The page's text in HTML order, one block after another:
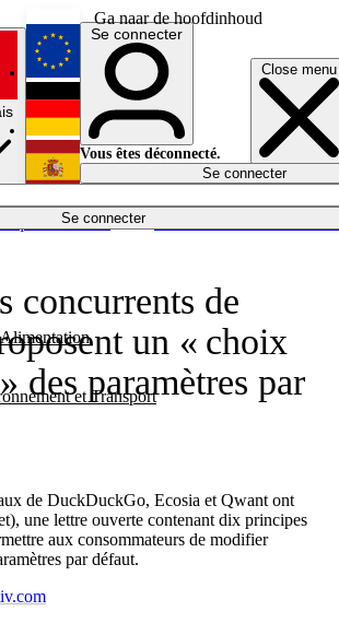
Ga naar de hoofdinhoud
Close menu
Se connecter
et Transport
Économie
English
Deutsch
Español
Se connecter
Vous êtes déconnecté.
Se connecter
concurrents de
un « choix
des paramètres par
de DuckDuckGo, Ecosia et Qwant ont
une lettre ouverte contenant dix principes
aux consommateurs de modifier
par défaut.